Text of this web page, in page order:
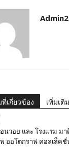
Admin2
เกี่ยวข้อง เพิ่มเติ
นวอย และ โรงแรม มา
พ ออโตกราฟ คอลเล็คชั่